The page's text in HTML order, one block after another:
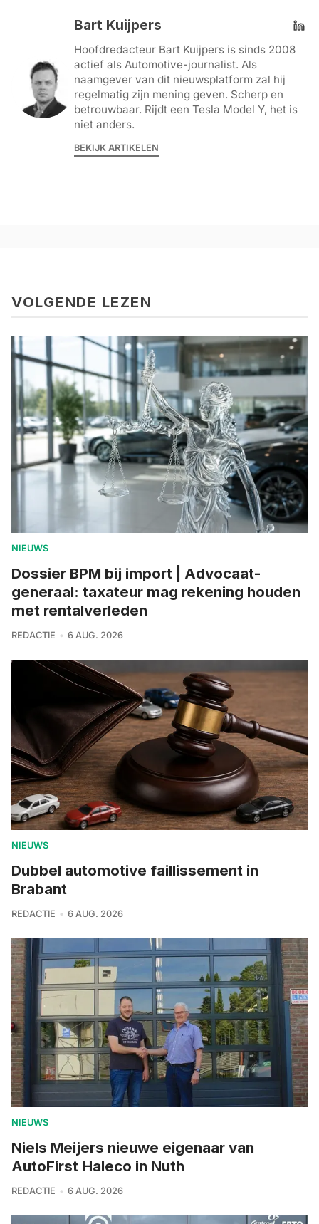
Bart Kuijpers
Hoofdredacteur Bart Kuijpers is sinds 2008
actief als Automotive-journalist. Als
naamgever van dit nieuwsplatform zal hij
regelmatig zijn mening geven. Scherp en
betrouwbaar. Rijdt een Tesla Model Y, het is
niet anders.
BEKIJK ARTIKELEN
VOLGENDE LEZEN
NIEUWS
Dossier BPM bij import | Advocaat-
generaal: taxateur mag rekening houden
met rentalverleden
REDACTIE 6 AUG. 2026
NIEUWS
Dubbel automotive faillissement in
Brabant
REDACTIE 6 AUG. 2026
NIEUWS
Niels Meijers nieuwe eigenaar van
AutoFirst Haleco in Nuth
REDACTIE 6 AUG. 2026